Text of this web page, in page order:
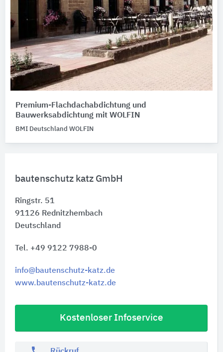
bautenschutz katz GmbH
Ringstr. 51
91126 Rednitzhembach
Deutschland
Tel. +49 9122 7988-0
info@bautenschutz-katz.de
www.bautenschutz-katz.de
Kostenloser Infoservice
Premium-Flachdachabdichtung und
Bauwerksabdichtung mit WOLFIN
BMI Deutschland WOLFIN